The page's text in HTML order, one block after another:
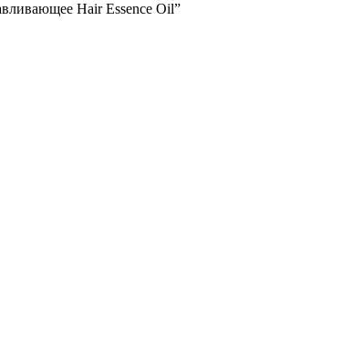
Hair Essence Oil”